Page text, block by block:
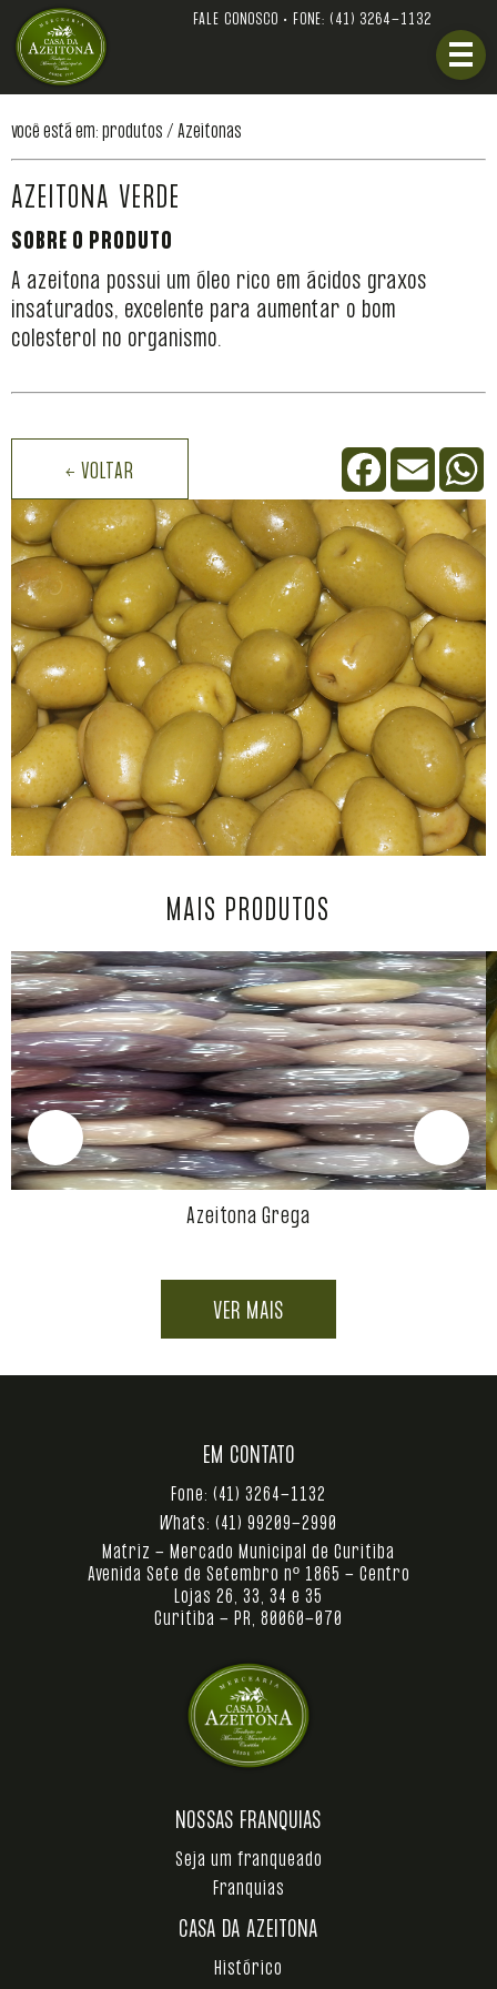
FALE CONOSCO • FONE: (41) 3264-1132
você está em: produtos / Azeitonas
AZEITONA VERDE
SOBRE O PRODUTO
A azeitona possui um óleo rico em ácidos graxos
insaturados, excelente para aumentar o bom
colesterol no organismo.
← VOLTAR
FacebookEmail
MAIS PRODUTOS
Azeitona Grega
VER MAIS
CASA DA AZEITONA
Histórico
NOSSAS FRANQUIAS
Seja um franqueado
Franquias
EM CONTATO
Fone: (41) 3264-1132
Whats: (41) 99209-2990
Matriz - Mercado Municipal de Curitiba
Avenida Sete de Setembro nº 1865 - Centro
Lojas 26, 33, 34 e 35
Curitiba - PR, 80060-070